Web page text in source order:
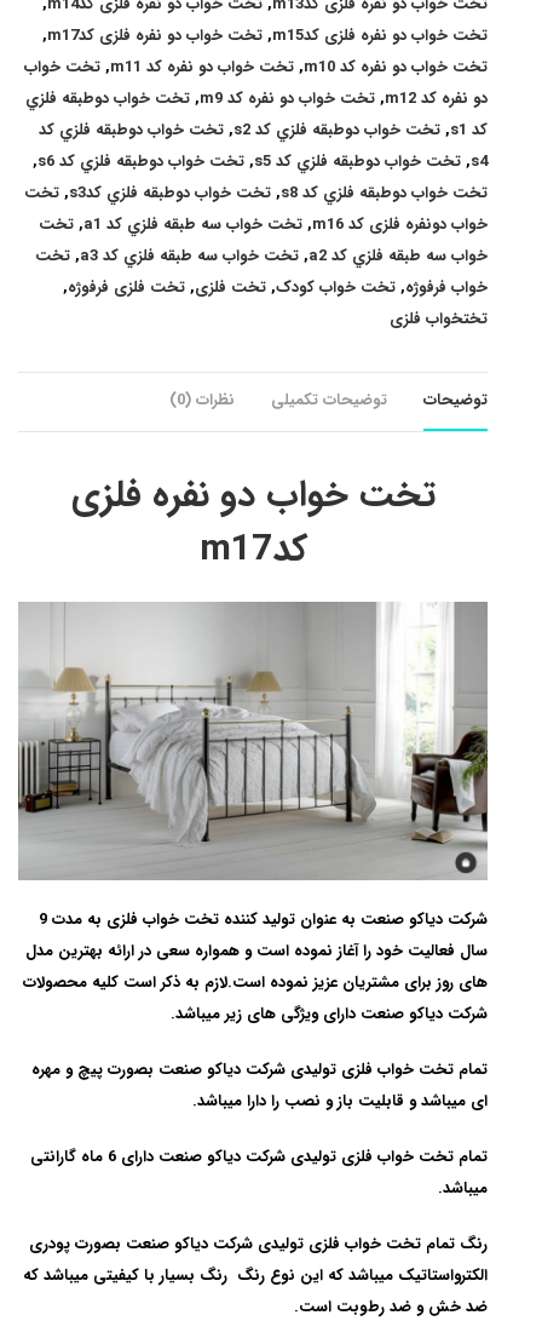
تخت خواب دو نفره فلزی کدm15
,تخت خواب دو نفره فلزی کدm17
,
تخت خواب دو نفره کد m10
,تخت خواب دو نفره کد m11 ,تخت خواب
دو نفره کد m12
,تخت خواب دو نفره کد m9 ,تخت خواب دوطبقه فلزي
کد s1
,تخت خواب دوطبقه فلزي کد s2 ,تخت خواب دوطبقه فلزي کد
s4
,تخت خواب دوطبقه فلزي کد s5 ,تخت خواب دوطبقه فلزي کد s6
,
تخت خواب دوطبقه فلزي کد s8
,تخت خواب دوطبقه فلزي کدs3 ,تخت
خواب دونفره فلزی کد m16
,تخت خواب سه طبقه فلزي کد a1 ,تخت
خواب سه طبقه فلزي کد a2
,تخت خواب سه طبقه فلزي کد a3 ,تخت
خواب فرفوژه,تخت خواب کودک,تخت فلزی,تخت فلزی فرفوژه,
تختخواب فلزی
توضیحات توضیحات تکمیلی نظرات (0)
تخت خواب دو نفره فلزی
کدm17
شرکت دیاکو صنعت به عنوان تولید کننده تخت خواب فلزی به مدت 9
سال فعالیت خود را آغاز نموده است و همواره سعی در ارائه بهترین مدل
های روز برای مشتریان عزیز نموده است.لازم به ذکر است کلیه محصولات
شرکت دیاکو صنعت دارای ویژگی های زیر میباشد.
تمام تخت خواب فلزی تولیدی شرکت دیاکو صنعت بصورت پیچ و مهره
ای میباشد و قابلیت باز و نصب را دارا میباشد.
تمام تخت خواب فلزی تولیدی شرکت دیاکو صنعت دارای 6 ماه گارانتی
میباشد.
رنگ تمام تخت خواب فلزی تولیدی شرکت دیاکو صنعت بصورت پودری
الکترواستاتیک میباشد که این نوع رنگ رنگ بسیار با کیفیتی میباشد که
ضد خش و ضد رطوبت است.